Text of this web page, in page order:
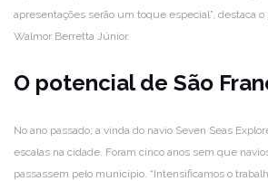
apresentações serão um toque especial”, destaca
Walmor Berretta Júnior.
O potencial de São
No ano passado, a vinda do navio Seven Seas
escalas na cidade. Foram cinco anos sem que
passassem pelo município. “Intensificamos o